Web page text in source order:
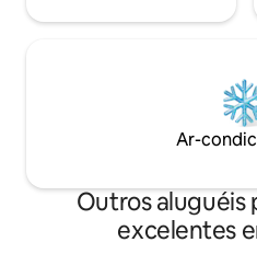
Ar-
Outros
excelentes